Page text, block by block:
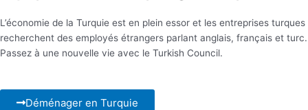
L’économie de la Turquie est en plein essor et les entreprises turques
recherchent des employés étrangers parlant anglais, français et turc.
Passez à une nouvelle vie avec le Turkish Council.
Déménager en Turquie